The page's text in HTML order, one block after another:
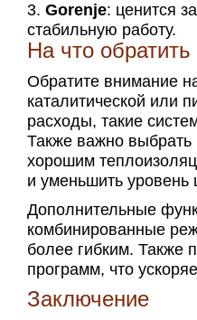
Gorenje: ценится
стабильную работу.
На что
Обратите внимание
каталитической или
расходы, такие
Также важно выбрать
хорошим
и уменьшить уровень
Дополнительные
комбинированные
более гибким. Также
программ, что
Заключение